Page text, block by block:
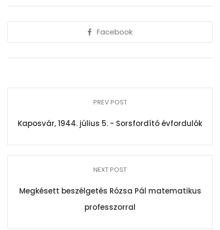
Facebook
PREV POST
Kaposvár, 1944. július 5. - Sorsfordító évfordulók
NEXT POST
Megkésett beszélgetés Rózsa Pál matematikus
professzorral